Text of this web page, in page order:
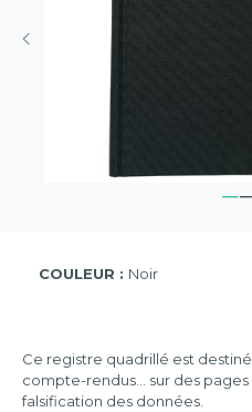
COULEUR : Noir
Ce registre quadrillé est
compte-rendus... sur des
falsification des données.